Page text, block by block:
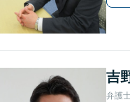
吉
弁護